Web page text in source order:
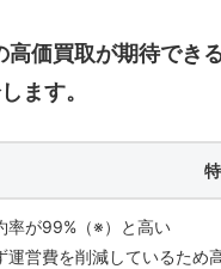
価買取が期待でき
ます。
率が99%（※）と高い
運営費を削減しているため